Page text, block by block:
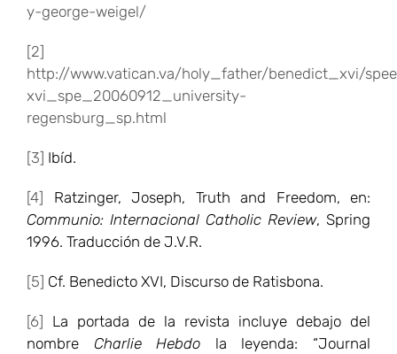
y-george-weigel/
[2]
http://www.vatican.va/holy_father/benedict_xvi/
xvi_spe_20060912_university-
regensburg_sp.html
[3] Ibíd.
[4] Ratzinger, Joseph, Truth and Freedom, en:
Communio: Internacional Catholic Review, Spring
1996. Traducción de J.V.R.
[5] Cf. Benedicto XVI, Discurso de Ratisbona.
[6] La portada de la revista incluye debajo del
nombre Charlie Hebdo la leyenda: “Journal